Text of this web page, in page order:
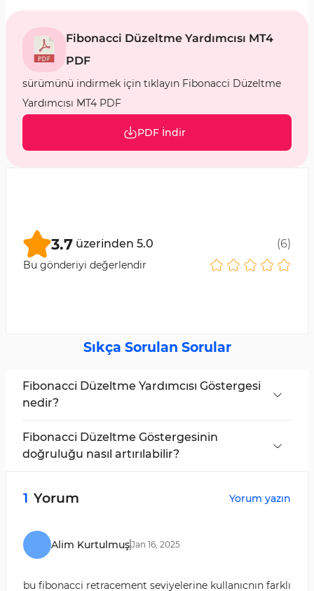
Fibonacci Düzeltme Yardımcısı MT4
PDF
sürümünü indirmek için tıklayın Fibonacci Düzeltme
Yardımcısı MT4 PDF
PDF İndir
3.7 üzerinden 5.0 (6)
Bu gönderiyi değerlendir
Sıkça Sorulan Sorular
Fibonacci Düzeltme Yardımcısı Göstergesi
nedir?
için destek ve direnç seviyelerini belirlemek için
Fibonacci oranlarını kullanır.
Fibonacci Düzeltme Göstergesinin
doğruluğu nasıl artırılabilir?
daha iyi hale getirebilirsiniz.
1 Yorum Yorum yazın
Alim KurtulmuşJan 16, 2025
bu fibonacci retracement seviyelerine kullanıcnın farklı